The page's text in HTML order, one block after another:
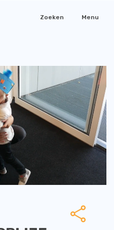
Zoeken Menu